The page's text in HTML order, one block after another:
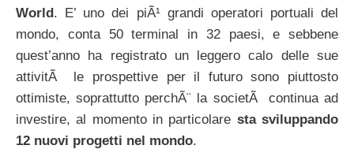
World. E’ uno dei piÃ¹ grandi operatori portuali del
mondo, conta 50 terminal in 32 paesi, e sebbene
quest’anno ha registrato un leggero calo delle sue
attivitÃ le prospettive per il futuro sono piuttosto
ottimiste, soprattutto perchÃ¨ la societÃ continua ad
investire, al momento in particolare sta sviluppando
12 nuovi progetti nel mondo.